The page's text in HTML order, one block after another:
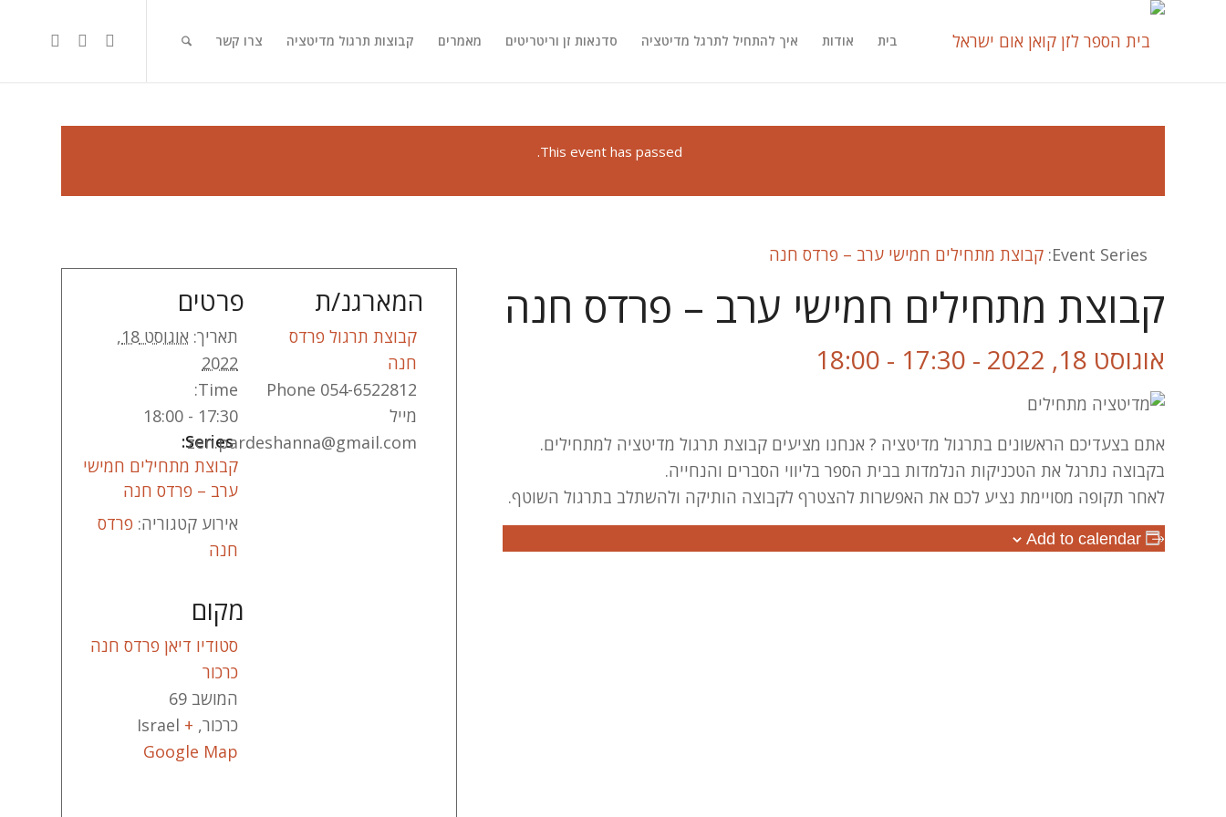
בית אודות איך להתחיל לתרגל מדיטציה סדנאות זן וריטריטים מאמרים קבוצות תרגול מדיטציה צרו קשר
This event has passed.
Event Series: קבוצת מתחילים חמישי ערב – פרדס חנה
קבוצת מתחילים חמישי ערב – פרדס חנה
אוגוסט 18, 2022 - 17:30 -
18:00
אתם בצעדיכם הראשונים בתרגול מדיטציה ? אנחנו מציעים קבוצת תרגול מדיטציה למתחילים.
בקבוצה נתרגל את הטכניקות הנלמדות בבית הספר בליווי הסברים והנחייה.
לאחר תקופה מסויימת נציע לכם את האפשרות להצטרף לקבוצה הותיקה ולהשתלב בתרגול השוטף.
Add to calendar
פרטים
תאריך:
אוגוסט 18,
2022
Time:
17:30 - 18:00
Series:
קבוצת מתחילים חמישי
ערב – פרדס חנה
אירוע קטגוריה: פרדס
חנה
המארגנ/ת
קבוצת תרגול פרדס
חנה
Phone 054-6522812
מייל
zen.pardeshanna@gmail.com
מקום
סטודיו דיאן פרדס חנה
כרכור
המושב 69
כרכור,
Israel +
Google Map